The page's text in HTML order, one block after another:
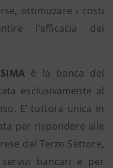
ottimizzare i costi
l’efficacia dei
è la banca del
esclusivamente al
E’ tuttora unica in
per rispondere alle
del Terzo Settore,
bancari e per